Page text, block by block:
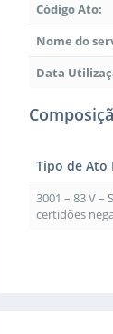
Código Ato:
Nome do
Data
Tipo de Ato
3001 – 83 V
certidões